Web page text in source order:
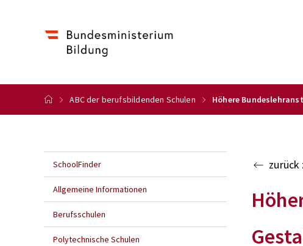
ABC der berufsbildenden Schulen Höhere
SchoolFinder
Allgemeine Informationen
Berufsschulen
Polytechnische Schulen
zurück